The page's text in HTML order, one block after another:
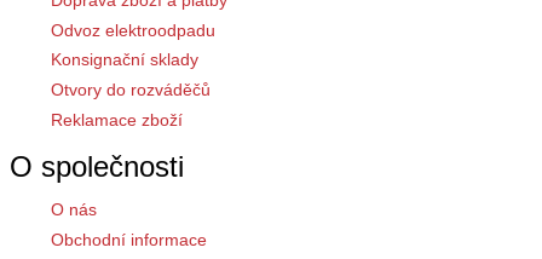
Odvoz elektroodpadu
Konsignační sklady
Otvory do rozváděčů
Reklamace zboží
O společnosti
O nás
Obchodní informace